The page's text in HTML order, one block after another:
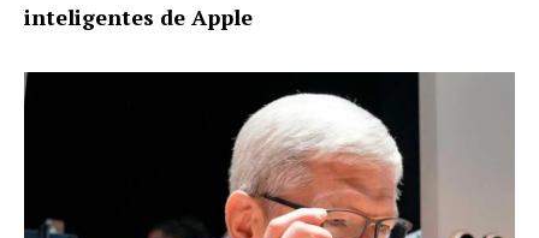
inteligentes de Apple